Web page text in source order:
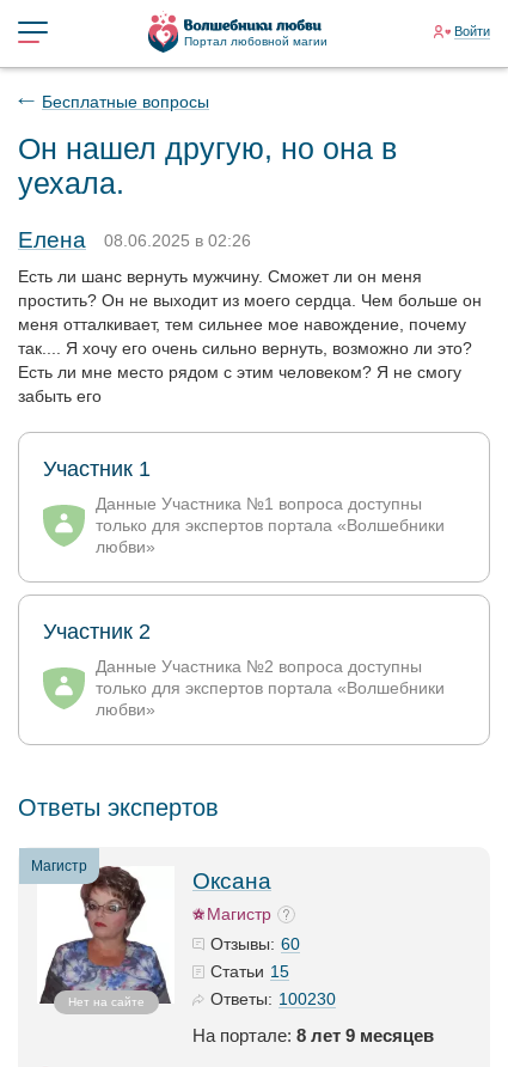
Портал любовной магии
Войти
Бесплатные вопросы
Он нашел другую, но она в
уехала.
Елена
08.06.2025 в 02:26
Есть ли шанс вернуть мужчину. Сможет ли он меня
простить? Он не выходит из моего сердца. Чем больше он
меня отталкивает, тем сильнее мое навождение, почему
так.... Я хочу его очень сильно вернуть, возможно ли это?
Есть ли мне место рядом с этим человеком? Я не смогу
забыть его
Участник 1
Данные Участника №1 вопроса доступны
только для экспертов портала «Волшебники
любви»
Участник 2
Данные Участника №2 вопроса доступны
только для экспертов портала «Волшебники
любви»
Ответы экспертов
Магистр
Нет на сайте
Оксана
Магистр
Отзывы: 60
Статьи 15
Ответы: 100230
На портале: 8 лет 9 месяцев